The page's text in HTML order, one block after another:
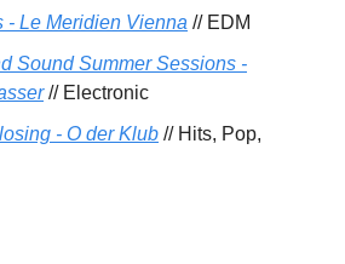
- Le Meridien Vienna // EDM
Sound Summer Sessions -
// Electronic
- O der Klub // Hits, Pop,